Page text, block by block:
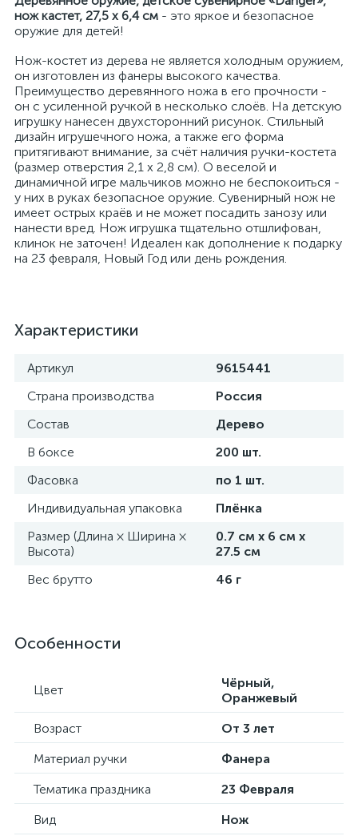
нож кастет, 27,5 х 6,4 см - это яркое и безопасное
оружие для детей!
Нож-костет из дерева не является холодным оружием,
он изготовлен из фанеры высокого качества.
Преимущество деревянного ножа в его прочности -
он с усиленной ручкой в несколько слоёв. На детскую
игрушку нанесен двухсторонний рисунок. Стильный
дизайн игрушечного ножа, а также его форма
притягивают внимание, за счёт наличия ручки-костета
(размер отверстия 2,1 х 2,8 см). О веселой и
динамичной игре мальчиков можно не беспокоиться -
у них в руках безопасное оружие. Сувенирный нож не
имеет острых краёв и не может посадить занозу или
нанести вред. Нож игрушка тщательно отшлифован,
клинок не заточен! Идеален как дополнение к подарку
на 23 февраля, Новый Год или день рождения.
Характеристики
Артикул
9615441
Страна производства
Россия
Состав
Дерево
В боксе
200 шт.
Фасовка
по 1 шт.
Индивидуальная упаковка
Плёнка
Размер (Длина × Ширина ×
Высота)
0.7 см х 6 см х
27.5 см
Вес брутто
46 г
Особенности
Цвет
Чёрный,
Оранжевый
Возраст
От 3 лет
Материал ручки
Фанера
Тематика праздника
23 Февраля
Вид
Нож